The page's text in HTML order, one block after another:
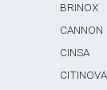
BRINOX
CANNON
CINSA
CITINOVA